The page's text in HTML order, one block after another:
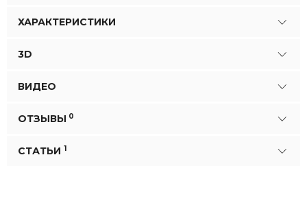
ХАРАКТЕРИСТИКИ
3D
ВИДЕО
ОТЗЫВЫ 0
СТАТЬИ 1